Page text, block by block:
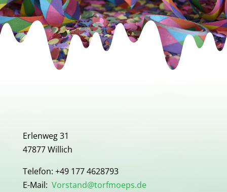
Erlenweg 31
47877 Willich
Telefon: +49 177 4628793
E-Mail: Vorstand@torfmoeps.de